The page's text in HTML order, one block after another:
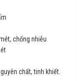
chống nhiễu
chất, tinh khiết.